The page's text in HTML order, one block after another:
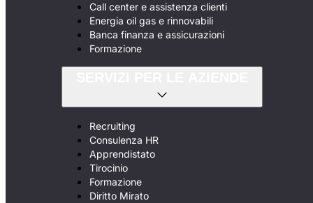
Call center e assistenza clienti
Energia oil gas e rinnovabili
Banca finanza e assicurazioni
Formazione
Recruiting
Consulenza HR
Apprendistato
Tirocinio
Formazione
Diritto Mirato